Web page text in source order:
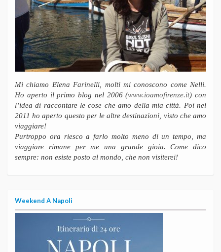
Mi chiamo Elena Farinelli, molti mi conoscono come Nelli.
Ho aperto il primo blog nel 2006 (www.ioamofirenze.it) con
l’idea di raccontare le cose che amo della mia città. Poi nel
2011 ho aperto questo per le altre destinazioni, visto che amo
viaggiare!
Purtroppo ora riesco a farlo molto meno di un tempo, ma
viaggiare rimane per me una grande gioia. Come dico
sempre: non esiste posto al mondo, che non visiterei!
Weekend A Napoli